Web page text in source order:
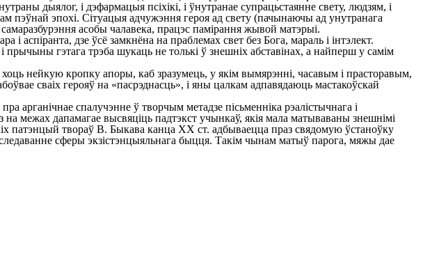
дыялог, і дэфармацыя псіхікі, і ўнутранае супрацьстаянне свету, людзям, і
пэўнай эпохі. Сітуацыя адчужэння героя ад свету (пачынаючы ад унутранага
асобы чалавека, працэс памірання жывой матэрыі.
дзе ўсё замкнёна на праблемах свет без Бога, мараль і інтэлект.
прычыны гэтага трэба шукаць не толькі ў знешніх абставінах, а найперш у самім
нейкую кропку апоры, каб зразумець, у якім вымярэнні, часавым і прасторавым,
сваіх герояў на «пасрэднасць», і яны цалкам адпавядаюць мастакоўскай
арганічнае спалучэнне ў творчым метадзе пісьменніка рэалістычнага і
на межах дапамагае высвяціць падтэкст учынкаў, якія мала матываваны знешнімі
патэнцый твораў В. Быкава канца XX ст. адбываецца праз свядомую ўстаноўку
сферы экзістэнцыяльнага быцця. Такім чынам матыў парога, мяжы дае